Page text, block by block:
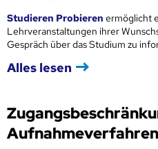
Studieren Probieren ermöglicht
Lehrveranstaltungen ihrer
Gespräch über das Studium zu
Alles lesen
Aufnahmeverfahren